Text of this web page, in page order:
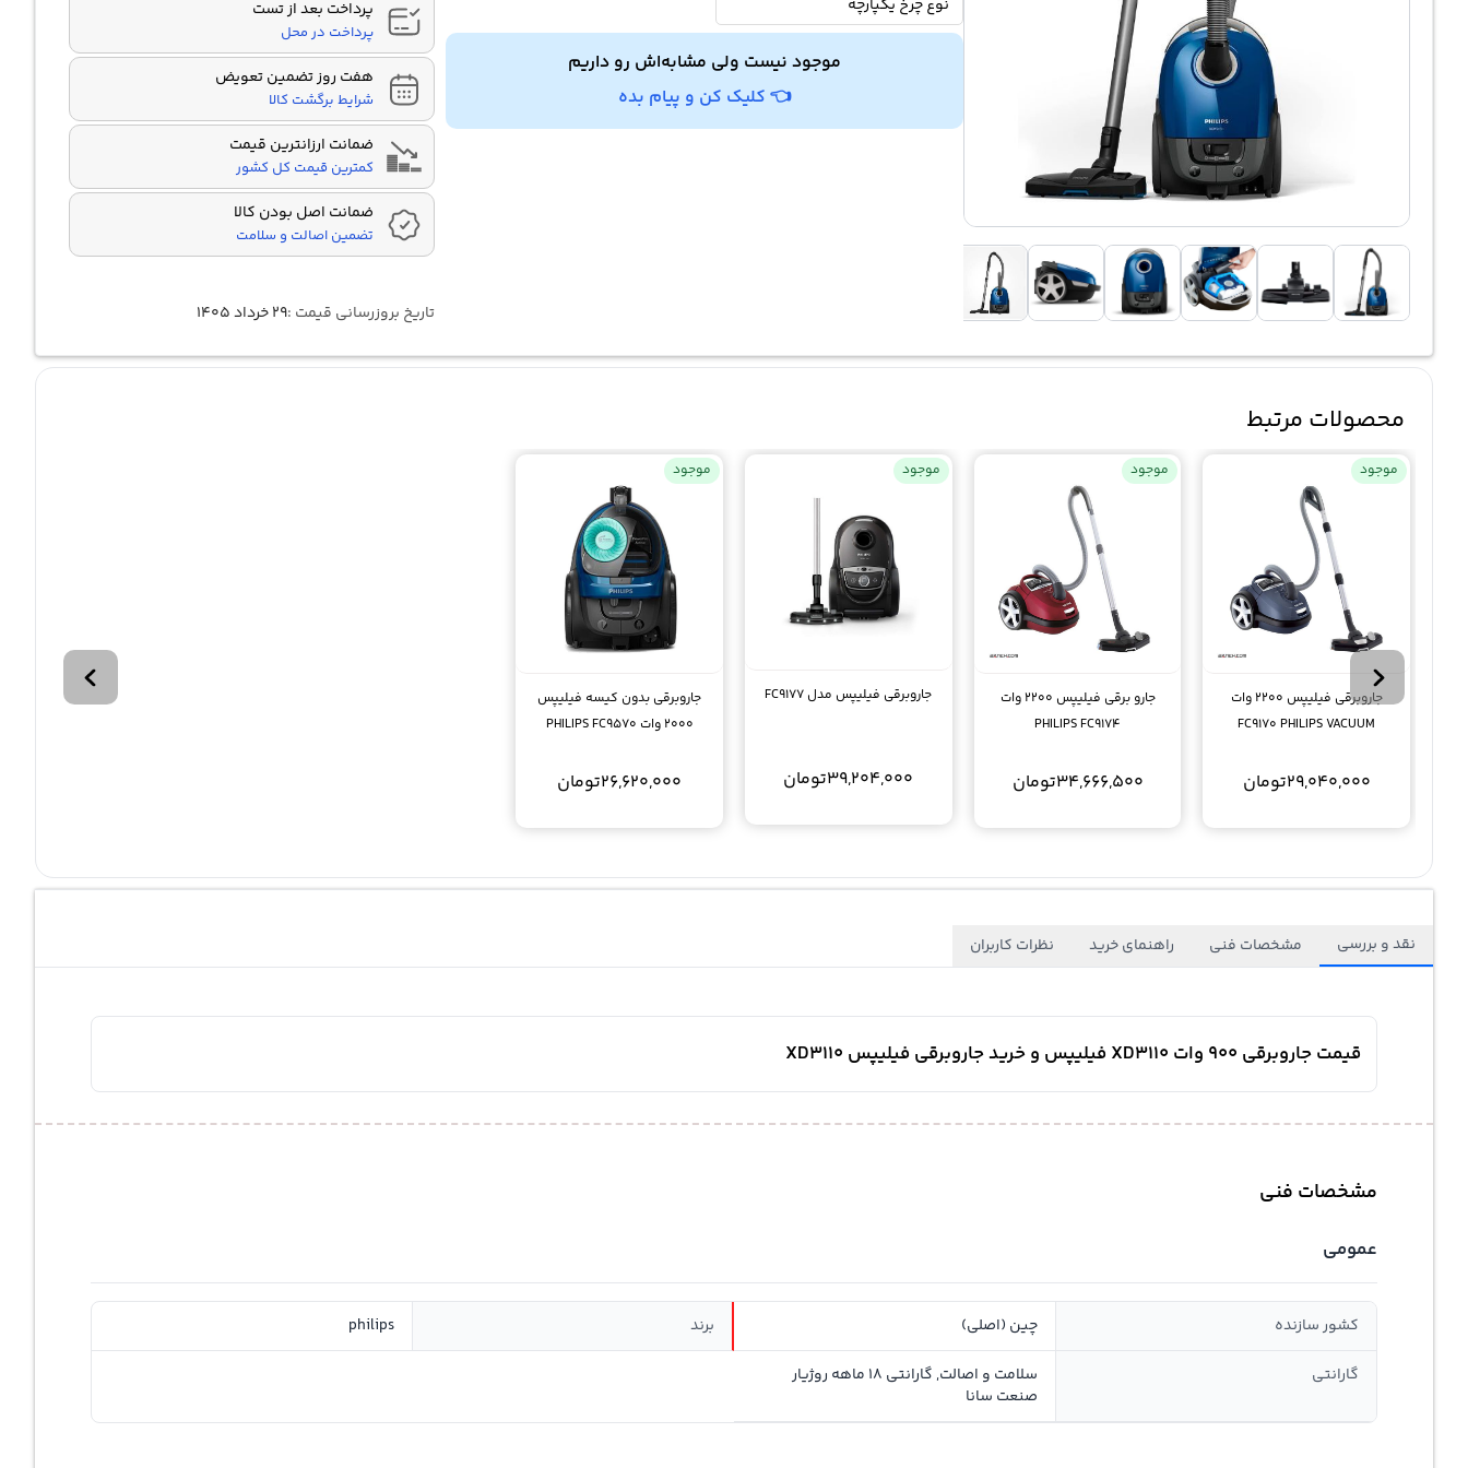
نوع چرخ یکپارچه
موجود نیست ولی مشابه‌اش رو داریم
👈 کلیک کن و پیام بده
پرداخت بعد از تست
پرداخت در محل
هفت روز تضمین تعویض
شرایط برگشت کالا
ضمانت ارزانترین قیمت
کمترین قیمت کل کشور
ضمانت اصل بودن کالا
تضمین اصالت و سلامت
تاریخ بروزرسانی قیمت :۲۹ خرداد ۱۴۰۵
محصولات مرتبط
موجود
جاروبرقی فیلیپس 2200 وات
FC9170 PHILIPS VACUUM
29,040,000تومان
موجود
جارو برقی فیلیپس 2200 وات
PHILIPS FC9174
34,666,500تومان
موجود
جاروبرقی فیلیپس مدل FC9177
39,204,000تومان
موجود
جاروبرقی بدون کیسه فیلیپس
2000 وات PHILIPS FC9570
26,620,000تومان
نقد و بررسی مشخصات فنی راهنمای خرید نظرات کاربران
قیمت جاروبرقی 900 وات XD3110 فیلیپس و خرید جاروبرقی فیلیپس XD3110
مشخصات فنی
عمومی
کشور سازنده چین (اصلی) برند philips
گارانتی
سلامت و اصالت, گارانتی 18 ماهه روژیار
صنعت سانا